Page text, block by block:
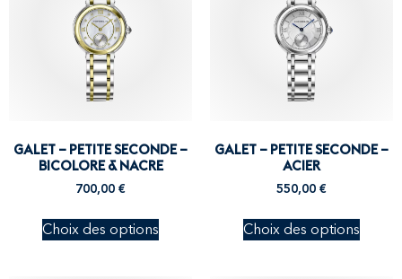
GALET – PETITE SECONDE –
BICOLORE & NACRE
700,00 €
Choix des options
GALET – PETITE SECONDE –
ACIER
550,00 €
Choix des options